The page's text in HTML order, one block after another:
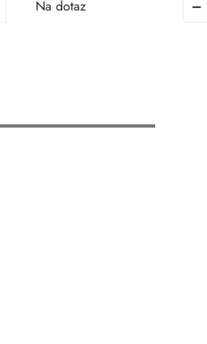
Na dotaz